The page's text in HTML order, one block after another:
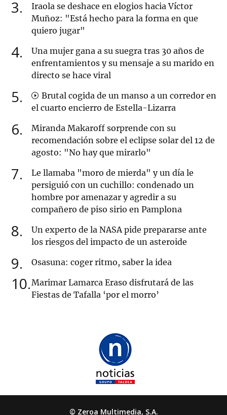
3
Iraola se deshace en elogios hacia Víctor
Muñoz: "Está hecho para la forma en que
quiero jugar"
4
Una mujer gana a su suegra tras 30 años de
enfrentamientos y su mensaje a su marido en
directo se hace viral
5
Brutal cogida de un manso a un corredor en
el cuarto encierro de Estella-Lizarra
6
Miranda Makaroff sorprende con su
recomendación sobre el eclipse solar del 12 de
agosto: "No hay que mirarlo"
7
Le llamaba "moro de mierda" y un día le
persiguió con un cuchillo: condenado un
hombre por amenazar y agredir a su
compañero de piso sirio en Pamplona
8
Un experto de la NASA pide prepararse ante
los riesgos del impacto de un asteroide
9 Osasuna: coger ritmo, saber la idea
10 Marimar Lamarca Eraso disfrutará de las
Fiestas de Tafalla ‘por el morro’
© Zeroa Multimedia, S.A.